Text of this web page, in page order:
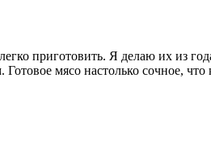
приготовить. Я делаю их из
мясо настолько сочное,